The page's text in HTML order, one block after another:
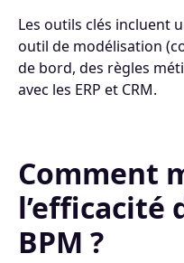
Les outils clés incluent
outil de modélisation
de bord, des règles
avec les ERP et CRM.
Comment
l’efficacité
BPM ?